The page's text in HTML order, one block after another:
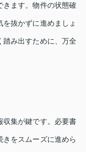
きます。物件の状態確
抜かずに進めましょ
踏み出すために、万全
収集が鍵です。必要書
をスムーズに進めら